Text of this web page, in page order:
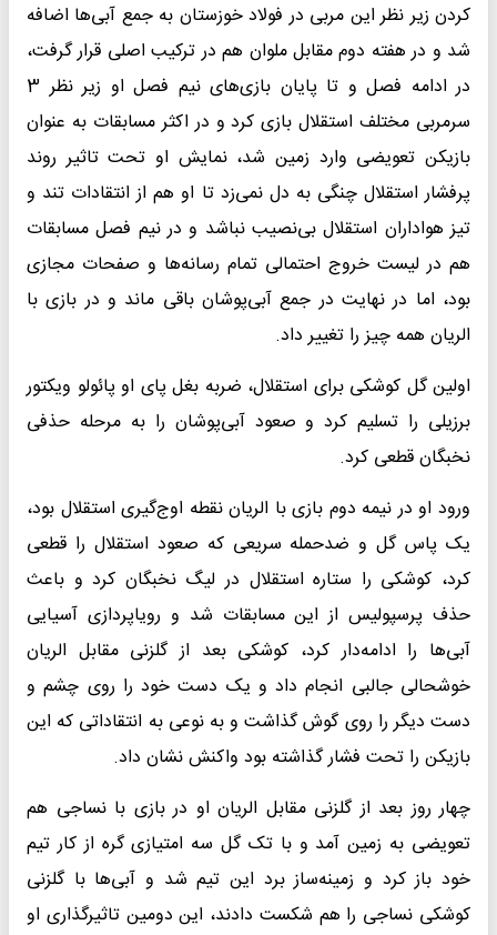
کردن زیر نظر این مربی در فولاد خوزستان به جمع آبی‌ها اضافه
شد و در هفته دوم مقابل ملوان هم در ترکیب اصلی قرار گرفت،
در ادامه فصل و تا پایان بازی‌های نیم فصل او زیر نظر 3
سرمربی مختلف استقلال بازی کرد و در اکثر مسابقات به عنوان
بازیکن تعویضی وارد زمین شد، نمایش او تحت تاثیر روند
پرفشار استقلال چنگی به دل نمی‌زد تا او هم از انتقادات تند و
تیز هواداران استقلال بی‌نصیب نباشد و در نیم فصل مسابقات
هم در لیست خروج احتمالی تمام رسانه‌ها و صفحات مجازی
بود، اما در نهایت در جمع آبی‌پوشان باقی ماند و در بازی با
الریان همه چیز را تغییر داد.
اولین گل کوشکی برای استقلال، ضربه بغل پای او پائولو ویکتور
برزیلی را تسلیم کرد و صعود آبی‌پوشان را به مرحله حذفی
نخبگان قطعی کرد.
ورود او در نیمه دوم بازی با الریان نقطه اوج‌گیری استقلال بود،
یک پاس گل و ضدحمله سریعی که صعود استقلال را قطعی
کرد، کوشکی را ستاره استقلال در لیگ نخبگان کرد و باعث
حذف پرسپولیس از این مسابقات شد و رویاپردازی آسیایی
آبی‌ها را ادامه‌دار کرد، کوشکی بعد از گلزنی مقابل الریان
خوشحالی جالبی انجام داد و یک دست خود را روی چشم و
دست دیگر را روی گوش گذاشت و به نوعی به انتقاداتی که این
بازیکن را تحت فشار گذاشته بود واکنش نشان داد.
چهار روز بعد از گلزنی مقابل الریان او در بازی با نساجی هم
تعویضی به زمین آمد و با تک گل سه امتیازی گره از کار تیم
خود باز کرد و زمینه‌ساز برد این تیم شد و آبی‌ها با گلزنی
کوشکی نساجی را هم شکست دادند، این دومین تاثیرگذاری او